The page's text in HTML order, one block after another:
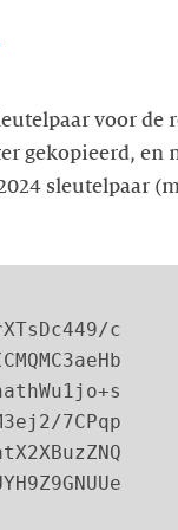
voor de
gekopieerd, en
sleutelpaar
c
7CPqp